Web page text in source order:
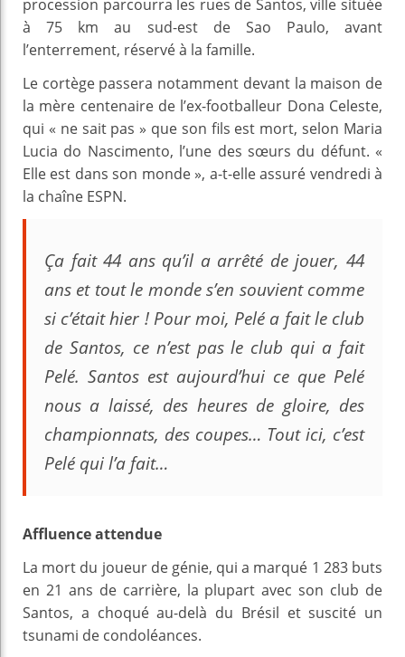
procession parcourra les rues de Santos, ville située
à 75 km au sud-est de Sao Paulo, avant
l’enterrement, réservé à la famille.
Le cortège passera notamment devant la maison de
la mère centenaire de l’ex-footballeur Dona Celeste,
qui « ne sait pas » que son fils est mort, selon Maria
Lucia do Nascimento, l’une des sœurs du défunt. «
Elle est dans son monde », a-t-elle assuré vendredi à
la chaîne ESPN.
Ça fait 44 ans qu’il a arrêté de jouer, 44
ans et tout le monde s’en souvient comme
si c’était hier ! Pour moi, Pelé a fait le club
de Santos, ce n’est pas le club qui a fait
Pelé. Santos est aujourd’hui ce que Pelé
nous a laissé, des heures de gloire, des
championnats, des coupes… Tout ici, c’est
Pelé qui l’a fait…
Affluence attendue
La mort du joueur de génie, qui a marqué 1 283 buts
en 21 ans de carrière, la plupart avec son club de
Santos, a choqué au-delà du Brésil et suscité un
tsunami de condoléances.